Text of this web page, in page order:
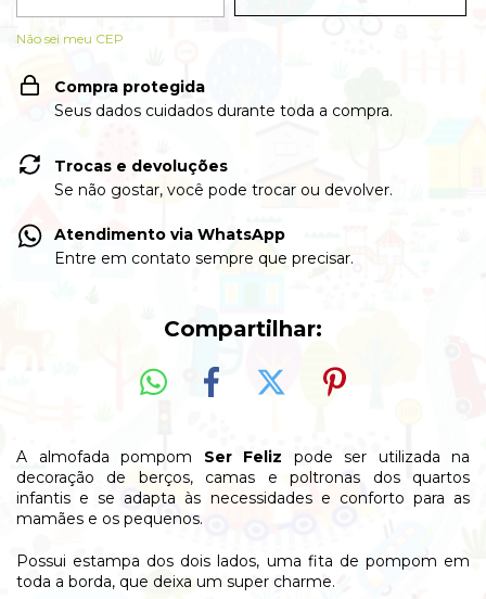
Não sei meu CEP
Compra protegida
Seus dados cuidados durante toda a compra.
Trocas e devoluções
Se não gostar, você pode trocar ou devolver.
Atendimento via WhatsApp
Entre em contato sempre que precisar.
Compartilhar:
A almofada pompom Ser Feliz pode ser utilizada na
decoração de berços, camas e poltronas dos quartos
infantis e se adapta às necessidades e conforto para as
mamães e os pequenos.
Possui estampa dos dois lados, uma fita de pompom em
toda a borda, que deixa um super charme.